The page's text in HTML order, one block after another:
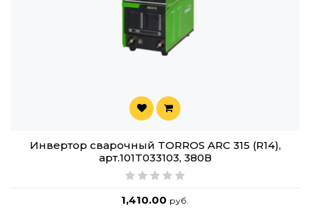
Инвертор сварочный TORROS ARC 315 (R14),
арт.101T033103, 380В
1,410.00 руб.